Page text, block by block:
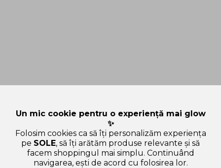
Un mic cookie pentru o experiență mai glow
✨
Folosim cookies ca să îți personalizăm experiența
pe SOLE, să îți arătăm produse relevante și să
facem shoppingul mai simplu. Continuând
navigarea, ești de acord cu folosirea lor.